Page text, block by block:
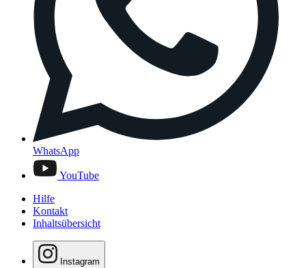
WhatsApp
YouTube
Hilfe
Kontakt
Inhaltsübersicht
Instagram